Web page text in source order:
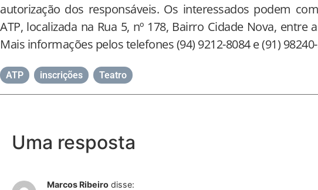
autorização dos responsáveis. Os interessados podem
ATP, localizada na Rua 5, nº 178, Bairro Cidade Nova, entre
Mais informações pelos telefones (94) 9212-8084 e (91)
ATP inscrições Teatro
Uma resposta
Marcos Ribeiro disse: